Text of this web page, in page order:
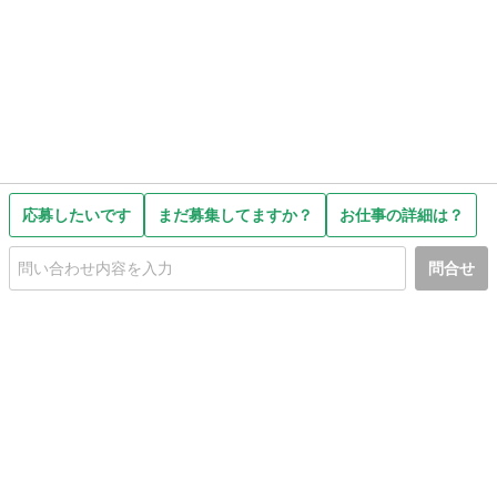
応募したいです まだ募集してますか？ お仕事の詳細は？
問合せ